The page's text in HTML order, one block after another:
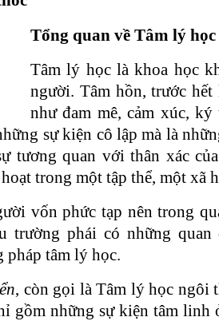
Tổng quan về Tâm lý học
Tâm lý học là khoa học
người. Tâm hồn, trước
như đam mê, cảm xúc,
sự kiện cô lập mà là
tương quan với thân xác
trong một tập thể, một xã
vốn phức tạp nên trong
trường phái có những
pháp tâm lý học.
, còn gọi là Tâm lý học ngôi
gồm những sự kiện tâm linh